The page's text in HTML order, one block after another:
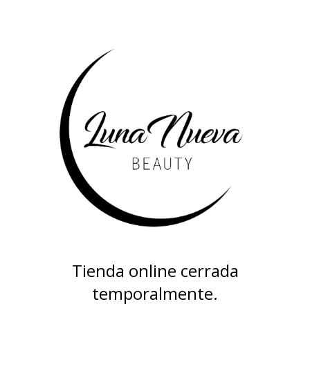
Tienda online cerrada
temporalmente.